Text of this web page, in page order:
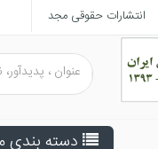
انتشارات حقوقی مجد
دسته